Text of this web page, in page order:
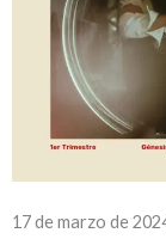
17 de marzo de